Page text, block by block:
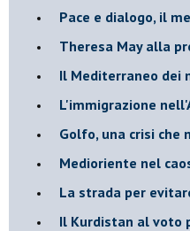
Pace e dialogo, il
Theresa May alla
Il Mediterraneo dei
L'immigrazione
Golfo, una crisi che
Medioriente nel
La strada per
Il Kurdistan al voto